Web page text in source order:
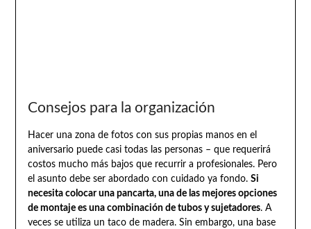
Consejos para la organización
Hacer una zona de fotos con sus propias manos en el
aniversario puede casi todas las personas – que requerirá
costos mucho más bajos que recurrir a profesionales. Pero
el asunto debe ser abordado con cuidado ya fondo. Si
necesita colocar una pancarta, una de las mejores opciones
de montaje es una combinación de tubos y sujetadores. A
veces se utiliza un taco de madera. Sin embargo, una base